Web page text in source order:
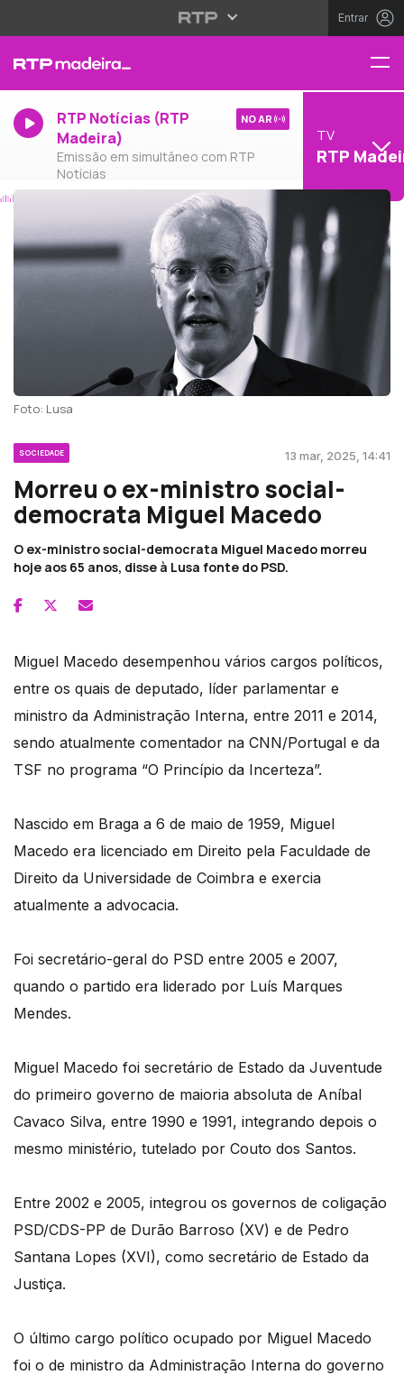
Entrar
RTP Notícias (RTP
Madeira)
Emissão em simultâneo com RTP
Notícias
NO AR
TV
RTP
Foto: Lusa
SOCIEDADE 13 mar, 2025, 14:41
Morreu o ex-ministro social-
democrata Miguel Macedo
O ex-ministro social-democrata Miguel Macedo morreu
hoje aos 65 anos, disse à Lusa fonte do PSD.
Miguel Macedo desempenhou vários cargos políticos,
entre os quais de deputado, líder parlamentar e
ministro da Administração Interna, entre 2011 e 2014,
sendo atualmente comentador na CNN/Portugal e da
TSF no programa “O Princípio da Incerteza”.
Nascido em Braga a 6 de maio de 1959, Miguel
Macedo era licenciado em Direito pela Faculdade de
Direito da Universidade de Coimbra e exercia
atualmente a advocacia.
Foi secretário-geral do PSD entre 2005 e 2007,
quando o partido era liderado por Luís Marques
Mendes.
Miguel Macedo foi secretário de Estado da Juventude
do primeiro governo de maioria absoluta de Aníbal
Cavaco Silva, entre 1990 e 1991, integrando depois o
mesmo ministério, tutelado por Couto dos Santos.
Entre 2002 e 2005, integrou os governos de coligação
PSD/CDS-PP de Durão Barroso (XV) e de Pedro
Santana Lopes (XVI), como secretário de Estado da
Justiça.
O último cargo político ocupado por Miguel Macedo
foi o de ministro da Administração Interna do governo